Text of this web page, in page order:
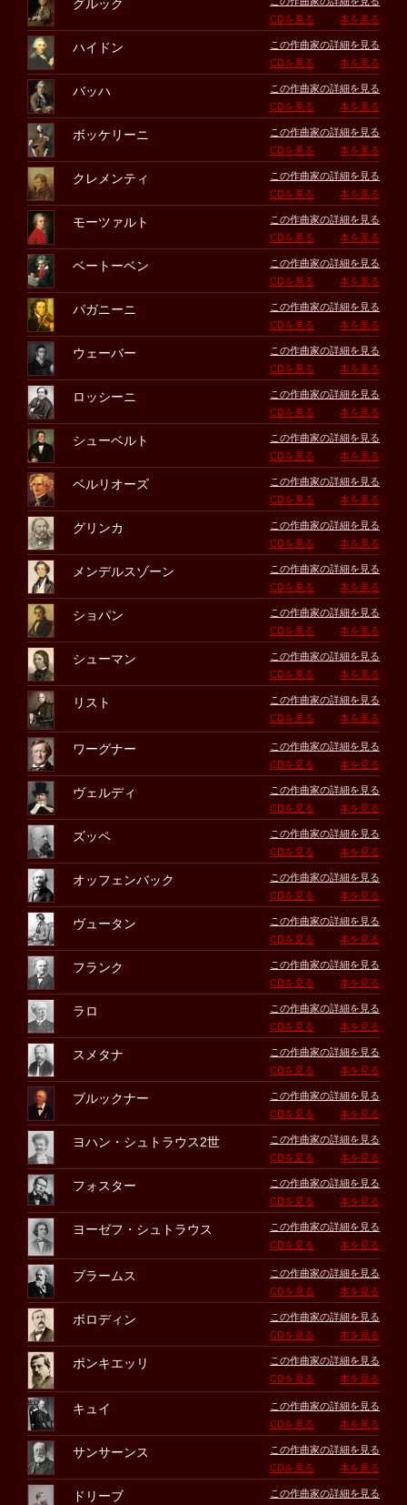
グルック
CDを見る
本を見る
ハイドン
この作曲家の詳細を見る
CDを見る
本を見る
バッハ
この作曲家の詳細を見る
CDを見る
本を見る
ボッケリーニ
この作曲家の詳細を見る
CDを見る
本を見る
クレメンティ
この作曲家の詳細を見る
CDを見る
本を見る
モーツァルト
この作曲家の詳細を見る
CDを見る
本を見る
ベートーベン
この作曲家の詳細を見る
CDを見る
本を見る
パガニーニ
この作曲家の詳細を見る
CDを見る
本を見る
ウェーバー
この作曲家の詳細を見る
CDを見る
本を見る
ロッシーニ
この作曲家の詳細を見る
CDを見る
本を見る
シューベルト
この作曲家の詳細を見る
CDを見る
本を見る
ベルリオーズ
この作曲家の詳細を見る
CDを見る
本を見る
グリンカ
この作曲家の詳細を見る
CDを見る
本を見る
メンデルスゾーン
この作曲家の詳細を見る
CDを見る
本を見る
ショパン
この作曲家の詳細を見る
CDを見る
本を見る
シューマン
この作曲家の詳細を見る
CDを見る
本を見る
リスト
この作曲家の詳細を見る
CDを見る
本を見る
ワーグナー
この作曲家の詳細を見る
CDを見る
本を見る
ヴェルディ
この作曲家の詳細を見る
CDを見る
本を見る
ズッペ
この作曲家の詳細を見る
CDを見る
本を見る
オッフェンバック
この作曲家の詳細を見る
CDを見る
本を見る
ヴュータン
この作曲家の詳細を見る
CDを見る
本を見る
フランク
この作曲家の詳細を見る
CDを見る
本を見る
ラロ
この作曲家の詳細を見る
CDを見る
本を見る
スメタナ
この作曲家の詳細を見る
CDを見る
本を見る
ブルックナー
この作曲家の詳細を見る
CDを見る
本を見る
ヨハン・シュトラウス2世
この作曲家の詳細を見る
CDを見る
本を見る
フォスター
この作曲家の詳細を見る
CDを見る
本を見る
ヨーゼフ・シュトラウス
この作曲家の詳細を見る
CDを見る
本を見る
ブラームス
この作曲家の詳細を見る
CDを見る
本を見る
ボロディン
この作曲家の詳細を見る
CDを見る
本を見る
ポンキエッリ
この作曲家の詳細を見る
CDを見る
本を見る
キュイ
この作曲家の詳細を見る
CDを見る
本を見る
サンサーンス
この作曲家の詳細を見る
CDを見る
本を見る
ドリーブ
この作曲家の詳細を見る